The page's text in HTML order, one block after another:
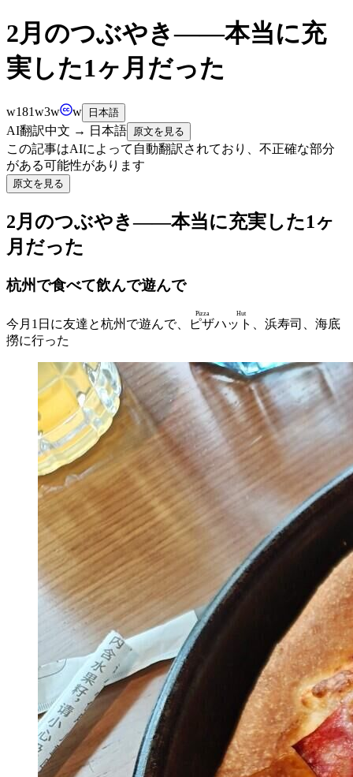
2月のつぶやき——本当に充
実した1ヶ月だった
w181w3w w 日本語
AI翻訳中文 → 日本語 原文を見る
この記事はAIによって自動翻訳されており、不正確な部分
がある可能性があります
原文を見る
2月のつぶやき——本当に充実した1ヶ
月だった
杭州で食べて飲んで遊んで
今月1日に友達と杭州で遊んで、 ピザハット
Pizza Hut
、浜寿司、海底
撈に行った